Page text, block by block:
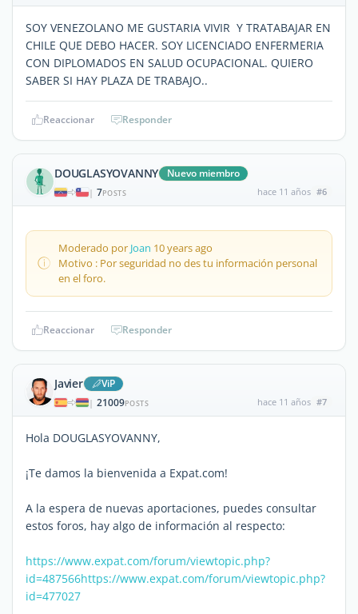
SOY VENEZOLANO ME GUSTARIA VIVIR Y TRATABAJAR EN
CHILE QUE DEBO HACER. SOY LICENCIADO ENFERMERIA
CON DIPLOMADOS EN SALUD OCUPACIONAL. QUIERO
SABER SI HAY PLAZA DE TRABAJO..
Reaccionar Responder
DOUGLASYOVANNY Nuevo miembro
| 7POSTS hace 11 años #6
Moderado por Joan 10 years ago
Motivo : Por seguridad no des tu información personal
en el foro.
Reaccionar Responder
Javier ViP
| 21009POSTS hace 11 años #7
Hola DOUGLASYOVANNY,
¡Te damos la bienvenida a Expat.com!
A la espera de nuevas aportaciones, puedes consultar
estos foros, hay algo de información al respecto:
https://www.expat.com/forum/viewtopic.php?
id=487566https://www.expat.com/forum/viewtopic.php?
id=477027